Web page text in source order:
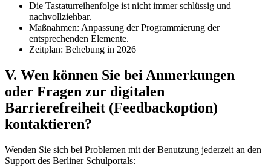
Die Tastaturreihenfolge ist nicht immer schlüssig und
nachvollziehbar.
Maßnahmen: Anpassung der Programmierung der
entsprechenden Elemente.
Zeitplan: Behebung in 2026
V. Wen können Sie bei Anmerkungen
oder Fragen zur digitalen
Barrierefreiheit (Feedbackoption)
kontaktieren?
Wenden Sie sich bei Problemen mit der Benutzung jederzeit an den
Support des Berliner Schulportals: